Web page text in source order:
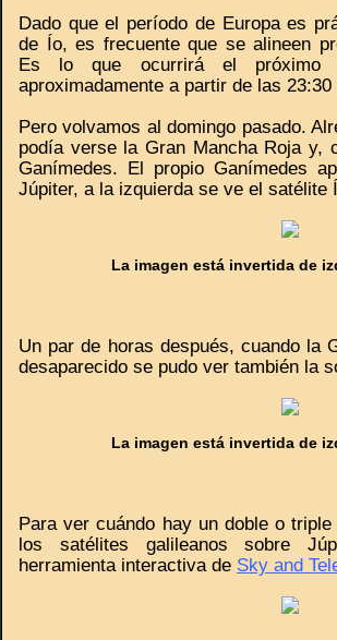
Dado que el período de Europa es
de Ío, es frecuente que se alineen
Es lo que ocurrirá el próximo
aproximadamente a partir de las
Pero volvamos al domingo pasado.
podía verse la Gran Mancha Roja y,
Ganímedes. El propio Ganímedes
Júpiter, a la izquierda se ve el satélite
La imagen está invertida de
Un par de horas después, cuando la
desaparecido se pudo ver también la
La imagen está invertida de
Para ver cuándo hay un doble o
los satélites galileanos sobre
herramienta interactiva de Sky and